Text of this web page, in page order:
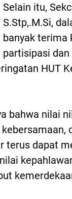
Selain itu,
S.Stp,.M.Si,
banyak terima
partisipasi
HUT
bahwa nilai
terus dapat